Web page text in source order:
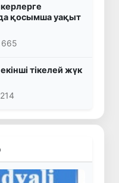
қосымша уақыт
665
тікелей жүк